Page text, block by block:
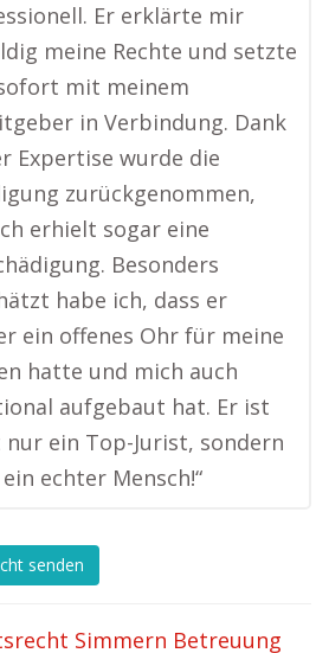
Er erklärte mir
meine Rechte und setzte
mit meinem
in Verbindung. Dank
Expertise wurde die
zurückgenommen,
erhielt sogar eine
Besonders
habe ich, dass er
ein offenes Ohr für meine
hatte und mich auch
aufgebaut hat. Er ist
nur ein Top-Jurist, sondern
echter Mensch!“
senden
Simmern Betreuung